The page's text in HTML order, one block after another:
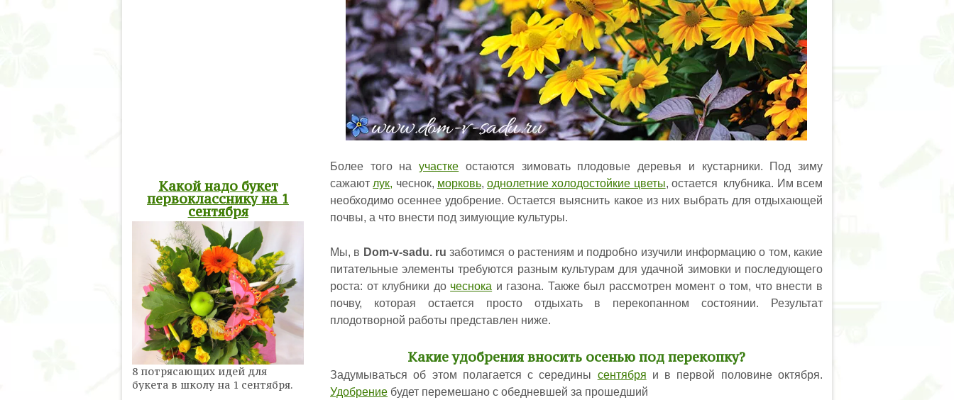
Более того научастке остаются зимовать плодовые деревья и кустарники. Под зиму
сажают лук, чеснок, морковь,однолетние холодостойкие цветы, остается клубника. Им всем
необходимо осеннее удобрение. Остается выяснить какое из них выбрать для отдыхающей
почвы, а что внести под зимующие культуры.
Мы, в Dom-v-sadu. ru заботимся о растениям и подробно изучили информацию о том, какие
питательные элементы требуются разным культурам для удачной зимовки и последующего
роста: от клубники до чеснока и газона. Также был рассмотрен момент о том, что внести в
почву, которая остается просто отдыхать в перекопанном состоянии. Результат
плодотворной работы представлен ниже.
Какие удобрения вносить осенью под перекопку?
Задумываться об этом полагается с середины сентября и в первой половине октября.
Удобрение будет перемешано с обедневшей за прошедший
Какой надо букет
первокласснику на 1
сентября
8 потрясающих идей для
букета в школу на 1 сентября.